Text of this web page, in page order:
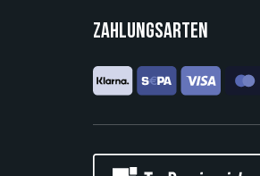
Zahlungsarten